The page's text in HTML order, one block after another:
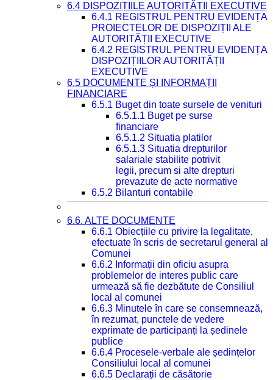
6.4 DISPOZIȚIILE AUTORITĂȚII EXECUTIVE
6.4.1 REGISTRUL PENTRU EVIDENȚA
PROIECTELOR DE DISPOZIȚII ALE
AUTORITĂȚII EXECUTIVE
6.4.2 REGISTRUL PENTRU EVIDENȚA
DISPOZIȚIILOR AUTORITĂȚII
EXECUTIVE
6.5 DOCUMENTE ȘI INFORMAȚII
FINANCIARE
6.5.1 Buget din toate sursele de venituri
6.5.1.1 Buget pe surse
financiare
6.5.1.2 Situatia platilor
6.5.1.3 Situatia drepturilor
salariale stabilite potrivit
legii, precum si alte drepturi
prevazute de acte normative
6.5.2 Bilanturi contabile
6.6. ALTE DOCUMENTE
6.6.1 Obiecțiile cu privire la legalitate,
efectuate în scris de secretarul general al
Comunei
6.6.2 Informații din oficiu asupra
problemelor de interes public care
urmează să fie dezbătute de Consiliul
local al comunei
6.6.3 Minutele în care se consemnează,
în rezumat, punctele de vedere
exprimate de participanți la ședinele
publice
6.6.4 Procesele-verbale ale ședințelor
Consiliului local al comunei
6.6.5 Declarații de căsătorie